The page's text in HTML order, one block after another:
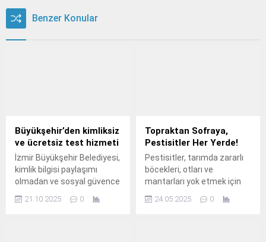
Benzer Konular
Büyükşehir’den kimliksiz
ve ücretsiz test hizmeti
İzmir Büyükşehir Belediyesi,
kimlik bilgisi paylaşımı
olmadan ve sosyal güvence
HIV, Hepatit C, Hepatit B ve
21.10.2025 0
Topraktan Sofraya,
Pestisitler Her Yerde!
Pestisitler, tarımda zararlı
böcekleri, otları ve
mantarları yok etmek için
maddelerdir.
24.05.2025 0